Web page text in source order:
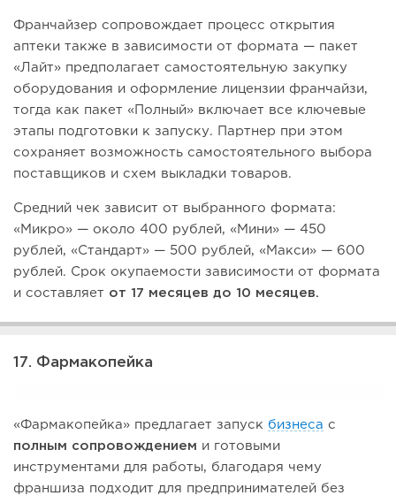
Франчайзер сопровождает процесс открытия
аптеки также в зависимости от формата — пакет
«Лайт» предполагает самостоятельную закупку
оборудования и оформление лицензии франчайзи,
тогда как пакет «Полный» включает все ключевые
этапы подготовки к запуску. Партнер при этом
сохраняет возможность самостоятельного выбора
поставщиков и схем выкладки товаров.
Средний чек зависит от выбранного формата:
«Микро» — около 400 рублей, «Мини» — 450
рублей, «Стандарт» — 500 рублей, «Макси» — 600
рублей. Срок окупаемости зависимости от формата
и составляет от 17 месяцев до 10 месяцев.
17. Фармакопейка
«Фармакопейка» предлагает запуск бизнеса с
полным сопровождением и готовыми
инструментами для работы, благодаря чему
франшиза подходит для предпринимателей без